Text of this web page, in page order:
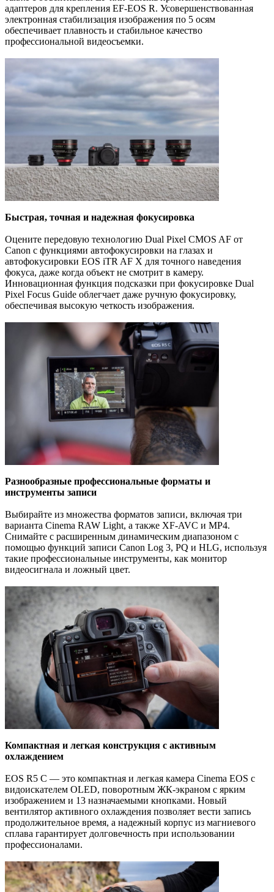
адаптеров для крепления EF-EOS R. Усовершенствованная
электронная стабилизация изображения по 5 осям
обеспечивает плавность и стабильное качество
профессиональной видеосъемки.
Быстрая, точная и надежная фокусировка
Оцените передовую технологию Dual Pixel CMOS AF от
Canon с функциями автофокусировки на глазах и
автофокусировки EOS iTR AF X для точного наведения
фокуса, даже когда объект не смотрит в камеру.
Инновационная функция подсказки при фокусировке Dual
Pixel Focus Guide облегчает даже ручную фокусировку,
обеспечивая высокую четкость изображения.
Разнообразные профессиональные форматы и
инструменты записи
Выбирайте из множества форматов записи, включая три
варианта Cinema RAW Light, а также XF-AVC и MP4.
Снимайте с расширенным динамическим диапазоном с
помощью функций записи Canon Log 3, PQ и HLG, используя
такие профессиональные инструменты, как монитор
видеосигнала и ложный цвет.
Компактная и легкая конструкция с активным
охлаждением
EOS R5 C — это компактная и легкая камера Cinema EOS с
видоискателем OLED, поворотным ЖК-экраном с ярким
изображением и 13 назначаемыми кнопками. Новый
вентилятор активного охлаждения позволяет вести запись
продолжительное время, а надежный корпус из магниевого
сплава гарантирует долговечность при использовании
профессионалами.